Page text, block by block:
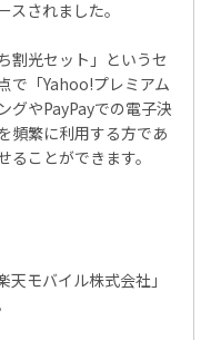
されました。
割光セット」というセ
で「Yahoo!プレミアム
グやPayPayでの電子決
頻繁に利用する方であ
ことができます。
モバイル株式会社」